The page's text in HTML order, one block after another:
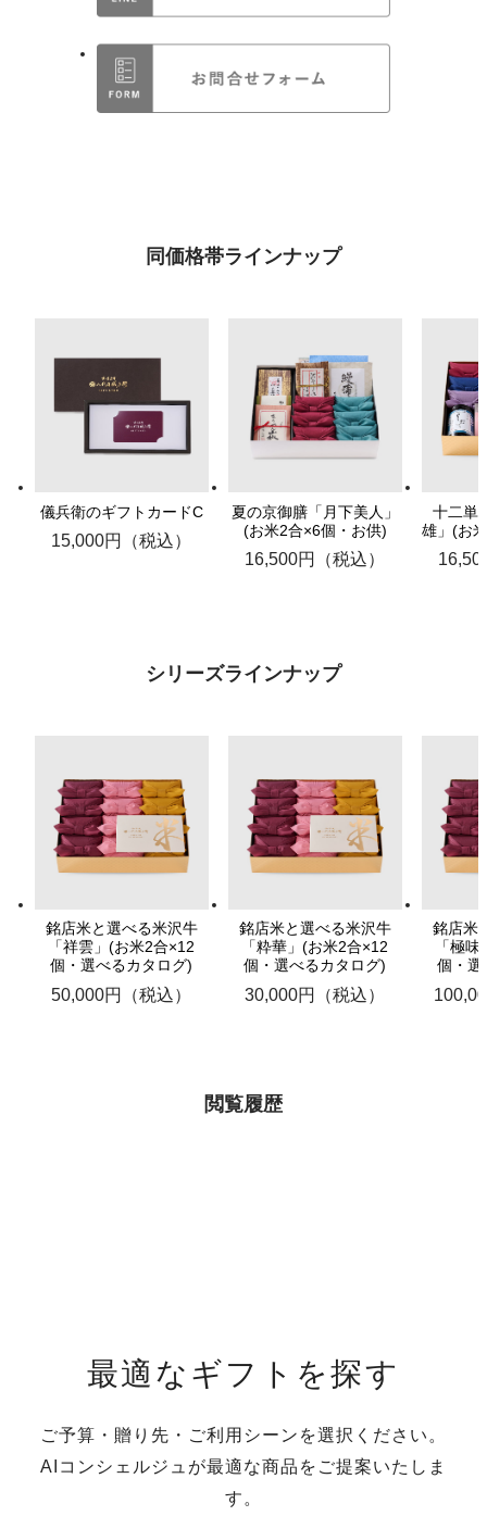
同価格帯ラインナップ
儀兵衛のギフトカードC
15,000円（税込）
夏の京御膳「月下美人」
(お米2合×6個・お供)
16,500円（税込）
十二単
雄」(お
シリーズラインナップ
銘店米と選べる米沢牛
「祥雲」(お米2合×12
個・選べるカタログ)
50,000円（税込）
銘店米と選べる米沢牛
「粋華」(お米2合×12
個・選べるカタログ)
30,000円（税込）
銘店米
「極
個・選
閲覧履歴
最適なギフトを探す
ご予算・贈り先・ご利用シーンを選択ください。
AIコンシェルジュが最適な商品をご提案いたしま
す。